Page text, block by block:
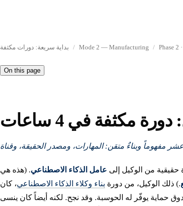
بداية سريعة: دورات مكثفة Mode 2 — Manufacturing Phase 2
On this page
مكثفة في 4 ساعات
حقيقية من الوكيل إلى عامل الذكاء الاصطناعي. (هذه هي
.) ذلك الوكيل، من دورة بناء وكلاء الذكاء الاصطناعي، كان
حماية يوفّر له الحوسبة. وقد نجح. لكنه أيضاً كان ينسى